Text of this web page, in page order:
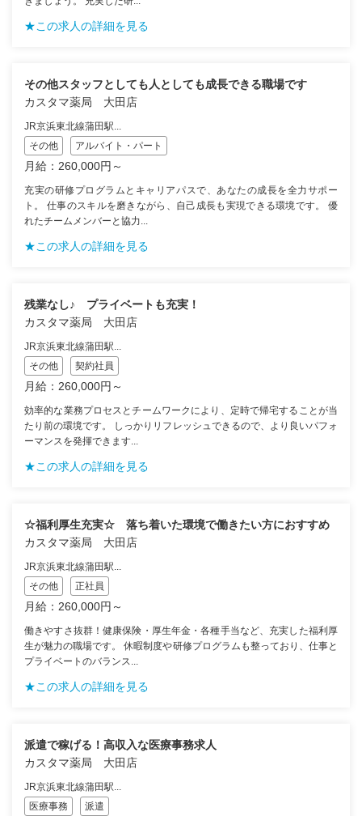
★この求人の詳細を見る
その他スタッフとしても人としても成長できる職場です
カスタマ薬局 大田店
JR京浜東北線蒲田駅...
その他
アルバイト・パート
月給：260,000円～
充実の研修プログラムとキャリアパスで、あなたの成長を全力サポー
ト。 仕事のスキルを磨きながら、自己成長も実現できる環境です。 優
れたチームメンバーと協力...
★この求人の詳細を見る
残業なし♪ プライベートも充実！
カスタマ薬局 大田店
JR京浜東北線蒲田駅...
その他
契約社員
月給：260,000円～
効率的な業務プロセスとチームワークにより、定時で帰宅することが当
たり前の環境です。 しっかりリフレッシュできるので、より良いパフォ
ーマンスを発揮できます...
★この求人の詳細を見る
☆福利厚生充実☆ 落ち着いた環境で働きたい方におすすめ
カスタマ薬局 大田店
JR京浜東北線蒲田駅...
その他
正社員
月給：260,000円～
働きやすさ抜群！健康保険・厚生年金・各種手当など、充実した福利厚
生が魅力の職場です。 休暇制度や研修プログラムも整っており、仕事と
プライベートのバランス...
★この求人の詳細を見る
派遣で稼げる！高収入な医療事務求人
カスタマ薬局 大田店
JR京浜東北線蒲田駅...
医療事務
派遣